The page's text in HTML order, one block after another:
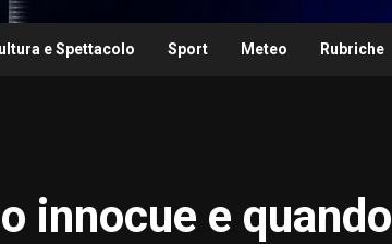
e Spettacolo Sport Meteo Rubriche
innocue e quando